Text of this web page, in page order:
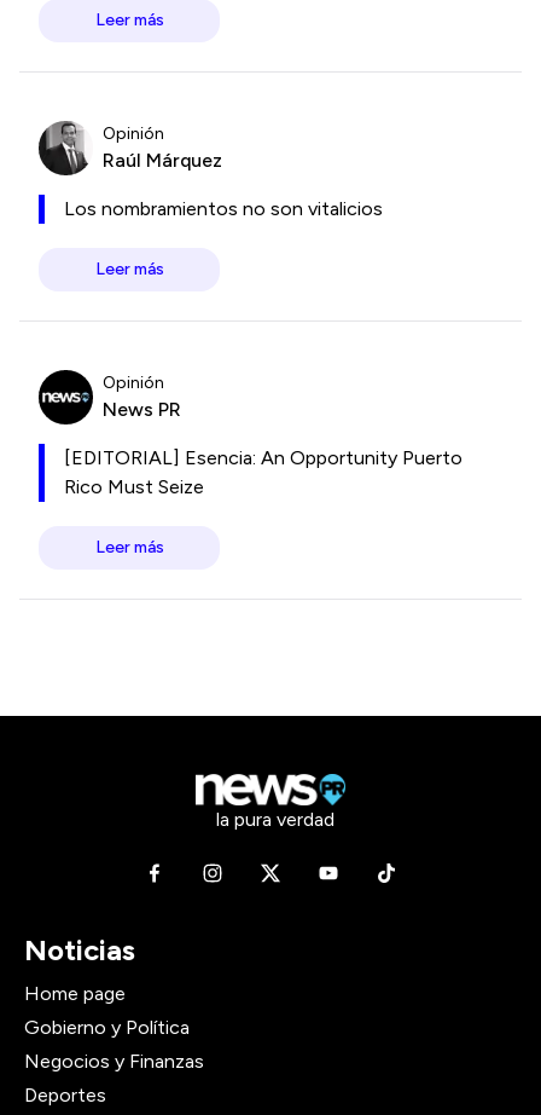
Leer más
Opinión
Raúl Márquez
Los nombramientos no son vitalicios
Leer más
Opinión
News PR
[EDITORIAL] Esencia: An Opportunity Puerto
Rico Must Seize
Leer más
la pura verdad
Noticias
Home page
Gobierno y Política
Negocios y Finanzas
Deportes